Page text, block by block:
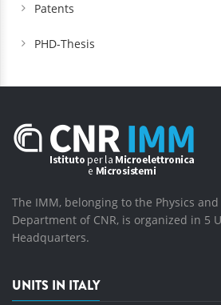
Patents
PHD-Thesis
The IMM, belonging to the Physics
Department of CNR, is organized in 5
Headquarters.
UNITS IN ITALY